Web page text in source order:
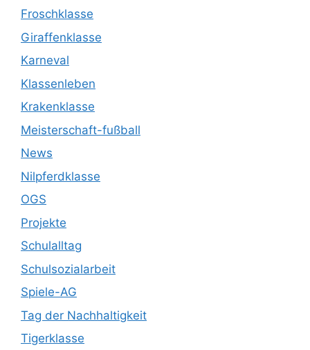
Froschklasse
Giraffenklasse
Karneval
Klassenleben
Krakenklasse
Meisterschaft-fußball
News
Nilpferdklasse
OGS
Projekte
Schulalltag
Schulsozialarbeit
Spiele-AG
Tag der Nachhaltigkeit
Tigerklasse